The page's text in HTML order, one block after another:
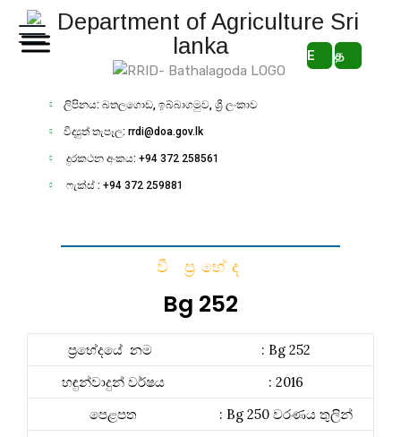
E த
ලිපිනය: බතලගොඩ, ඉබ්බාගමුව, ශ්‍රී ලංකාව
විද්‍යුත් තැපෑල: rrdi@doa.gov.lk
දුරකථන අංකය: +94 372 258561
ෆැක්ස් : +94 372 259881
වී ප්‍රභේද
Bg 252
ප්‍රභේදයේ නම
: Bg 252
හඳුන්වාදුන් වර්ෂය
: 2016
පෙළපත
: Bg 250 වරණය තුලින්